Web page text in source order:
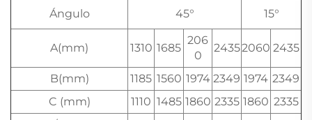
Ángulo
45° 15°
A(mm) 1310 1685
206
0
24352060 2435
B(mm) 1185 1560 1974 2349 1974 2349
C (mm)
1110 1485 1860 2335 1860 2335